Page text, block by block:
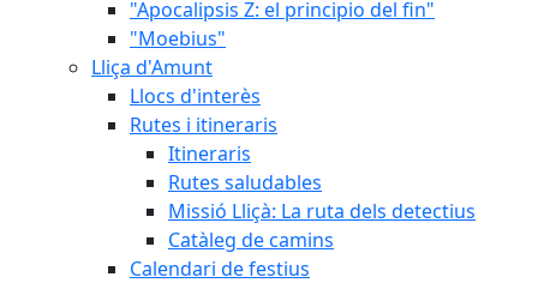
"Apocalipsis Z: el principio del fin"
"Moebius"
Lliça d'Amunt
Llocs d'interès
Rutes i itineraris
Itineraris
Rutes saludables
Missió Lliçà: La ruta dels detectius
Catàleg de camins
Calendari de festius